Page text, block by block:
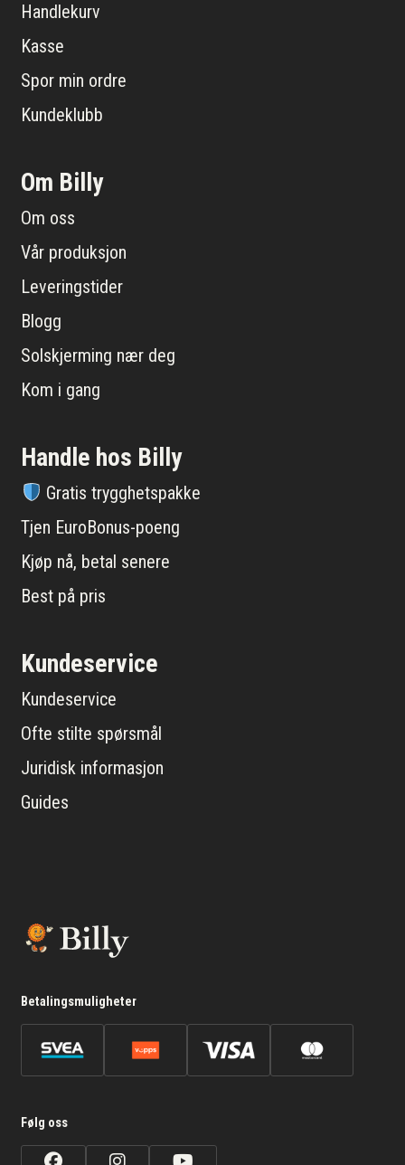
Handlekurv
Kasse
Spor min ordre
Kundeklubb
Om Billy
Om oss
Vår produksjon
Leveringstider
Blogg
Solskjerming nær deg
Kom i gang
Handle hos Billy
Gratis trygghetspakke
Tjen EuroBonus-poeng
Kjøp nå, betal senere
Best på pris
Kundeservice
Kundeservice
Ofte stilte spørsmål
Juridisk informasjon
Guides
Betalingsmuligheter
Følg oss